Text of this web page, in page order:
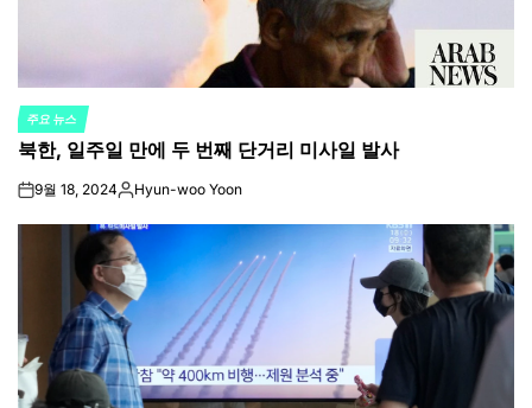
POSTED
IN
주요 뉴스
북한, 일주일 만에 두 번째 단거리 미사일 발사
on9월 18, 2024Posted
Hyun-woo Yoon